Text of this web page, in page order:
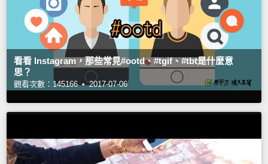
看看 Instagram，那些常見#ootd、#tgif、#tbt是什麼意
思？
觀看次數：145166 • 2017-07-06